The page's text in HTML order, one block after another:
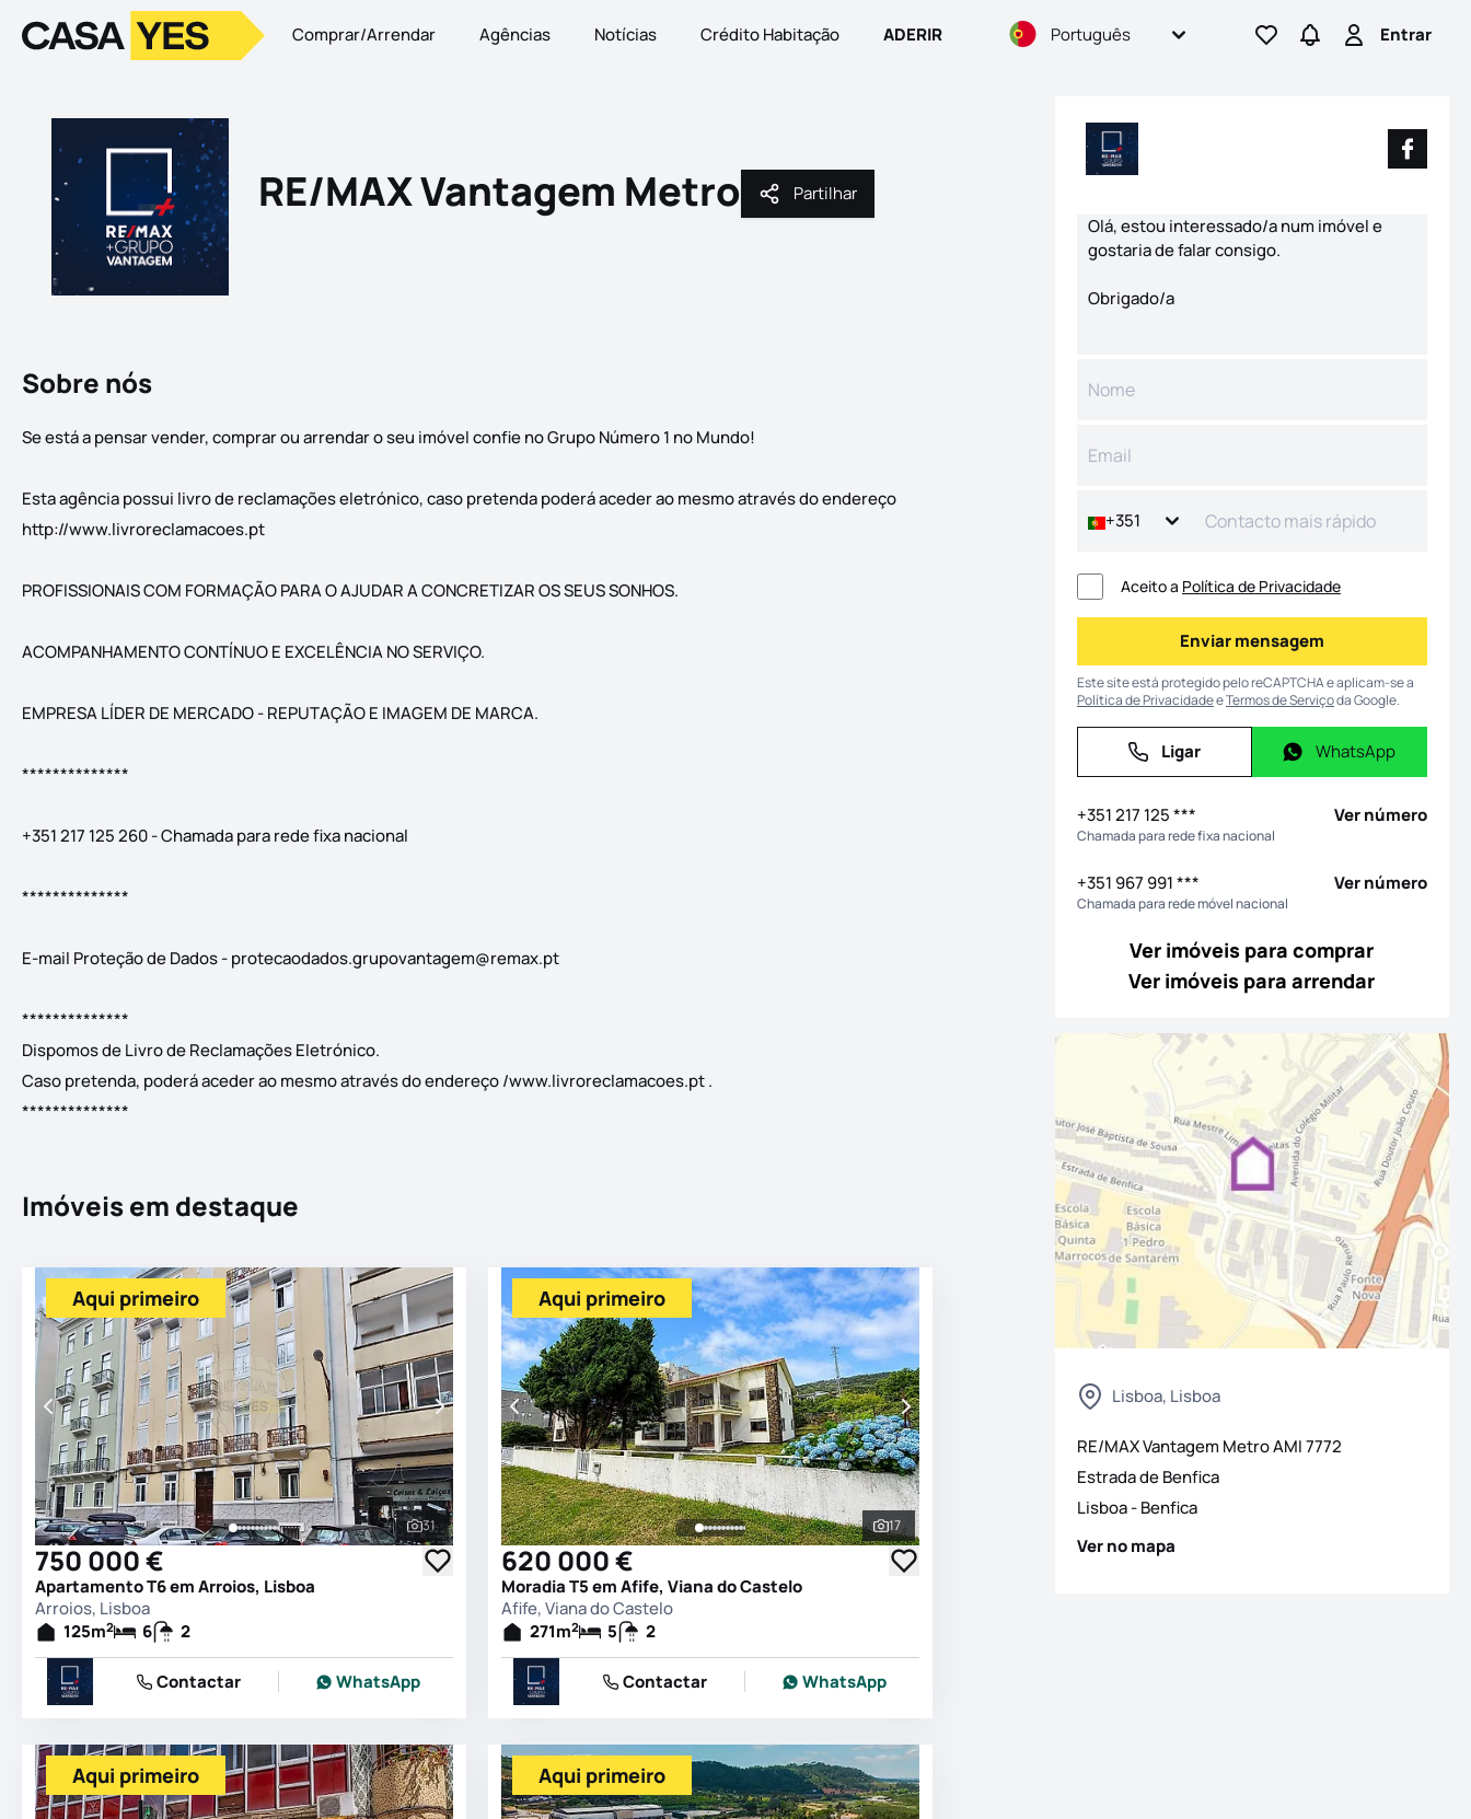
LogoIr para a homepage Comprar/Arrendar Agências Notícias Crédito Habitação ADERIR Português Ir para os favoritos
Ir para pesquisas
Entrar
Entrar
RE/MAX Vantagem Metro Partilhar
Partilhar
Sobre nós
Se está a pensar vender, comprar ou arrendar o seu imóvel confie no Grupo Número 1 no Mundo!
Esta agência possui livro de reclamações eletrónico, caso pretenda poderá aceder ao mesmo através do endereço
http://www.livroreclamacoes.pt
PROFISSIONAIS COM FORMAÇÃO PARA O AJUDAR A CONCRETIZAR OS SEUS SONHOS.
ACOMPANHAMENTO CONTÍNUO E EXCELÊNCIA NO SERVIÇO.
EMPRESA LÍDER DE MERCADO - REPUTAÇÃO E IMAGEM DE MARCA.
**************
+351 217 125 260 - Chamada para rede fixa nacional
**************
E-mail Proteção de Dados -protecaodados.grupovantagem@remax.pt
**************
Dispomos de Livro de Reclamações Eletrónico.
Caso pretenda, poderá aceder ao mesmo através do endereço /www.livroreclamacoes.pt .
**************
Imóveis em destaque
Ver todas as fotografias
31
Aqui primeiro
750 000 €
Apartamento T6 em Arroios, Lisboa
Arroios, Lisboa
125m2 6 2
Contactar WhatsApp
Ver todas as fotografias
17
Aqui primeiro
620 000 €
Moradia T5 em Afife, Viana do Castelo
Afife, Viana do Castelo
271m2 5 2
Contactar WhatsApp
Aqui primeiro Aqui primeiro
+351
Aceito a Política de Privacidade
Enviar mensagem
Enviar mensagem
Este site está protegido pelo reCAPTCHA e aplicam-se a
Política de PrivacidadeeTermos de Serviçoda Google.
Ligar
Ligar WhatsApp
WhatsApp
+351 217 125 *** Ver número
Chamada para rede fixa nacional
+351 967 991 *** Ver número
Chamada para rede móvel nacional
Ver imóveis para comprar
Ver imóveis para arrendar
Lisboa, Lisboa
RE/MAX Vantagem MetroAMI7772
Estrada de Benfica
Lisboa-Benfica
Ver no mapa